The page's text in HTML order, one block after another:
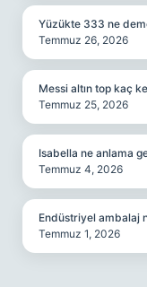
Yüzükte 333 ne
Temmuz 26, 2026
Messi altın top kaç
Temmuz 25, 2026
Isabella ne anlama
Temmuz 4, 2026
Endüstriyel ambalaj
Temmuz 1, 2026